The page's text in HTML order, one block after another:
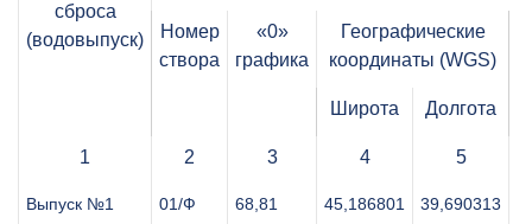
сброса
(водовыпуск)
Номер
створа
«0»
графика
Географические
координаты (WGS)
Широта Долгота
1 2 3 4 5
Выпуск №1 01/Ф 68,81 45,186801 39,690313